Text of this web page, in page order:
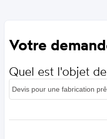
Votre
Quel est l'objet